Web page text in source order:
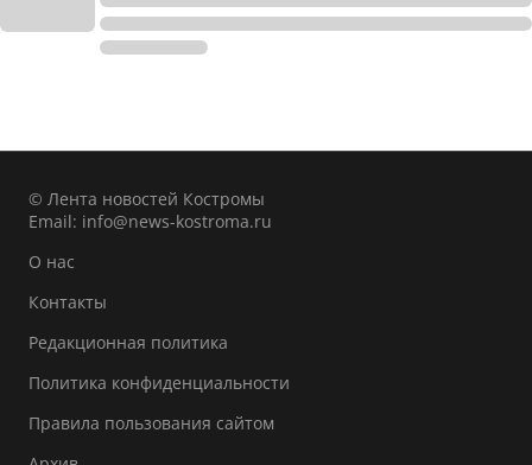
© Лента новостей Костромы
Email: info@news-kostroma.ru
О нас
Контакты
Редакционная политика
Политика конфиденциальности
Правила пользования сайтом